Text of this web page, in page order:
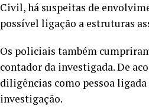
Civil, há suspeitas de
possível ligação a estruturas
Os policiais também
contador da investigada. De
diligências como pessoa
investigação.